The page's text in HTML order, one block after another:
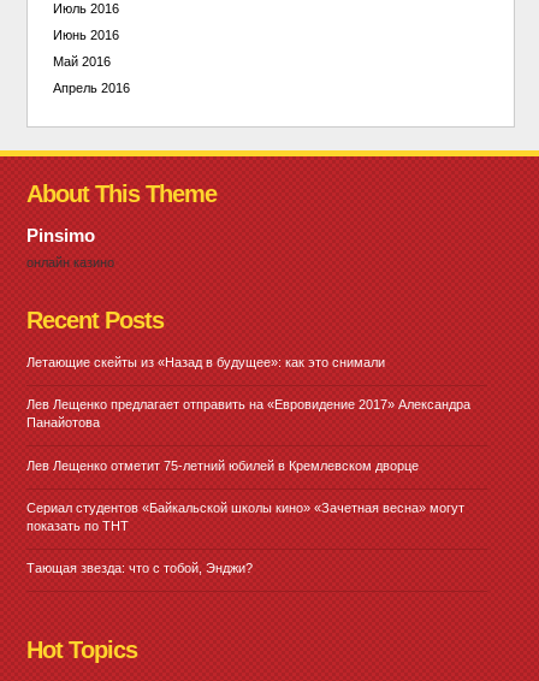
Июль 2016
Июнь 2016
Май 2016
Апрель 2016
About This Theme
Pinsimo
онлайн казино
Recent Posts
Летающие скейты из «Назад в будущее»: как это снимали
Лев Лещенко предлагает отправить на «Евровидение 2017» Александра
Панайотова
Лев Лещенко отметит 75-летний юбилей в Кремлевском дворце
Сериал студентов «Байкальской школы кино» «Зачетная весна» могут
показать по ТНТ
Тающая звезда: что с тобой, Энджи?
Hot Topics